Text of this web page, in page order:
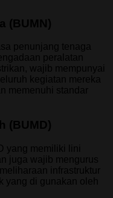
(BUMN)
penunjang tenaga
peralatan
wajib mempunyai
kegiatan mereka
memenuhi standar
(BUMD)
yang memiliki lini
juga wajib mengurus
infrastruktur
yang di gunakan oleh